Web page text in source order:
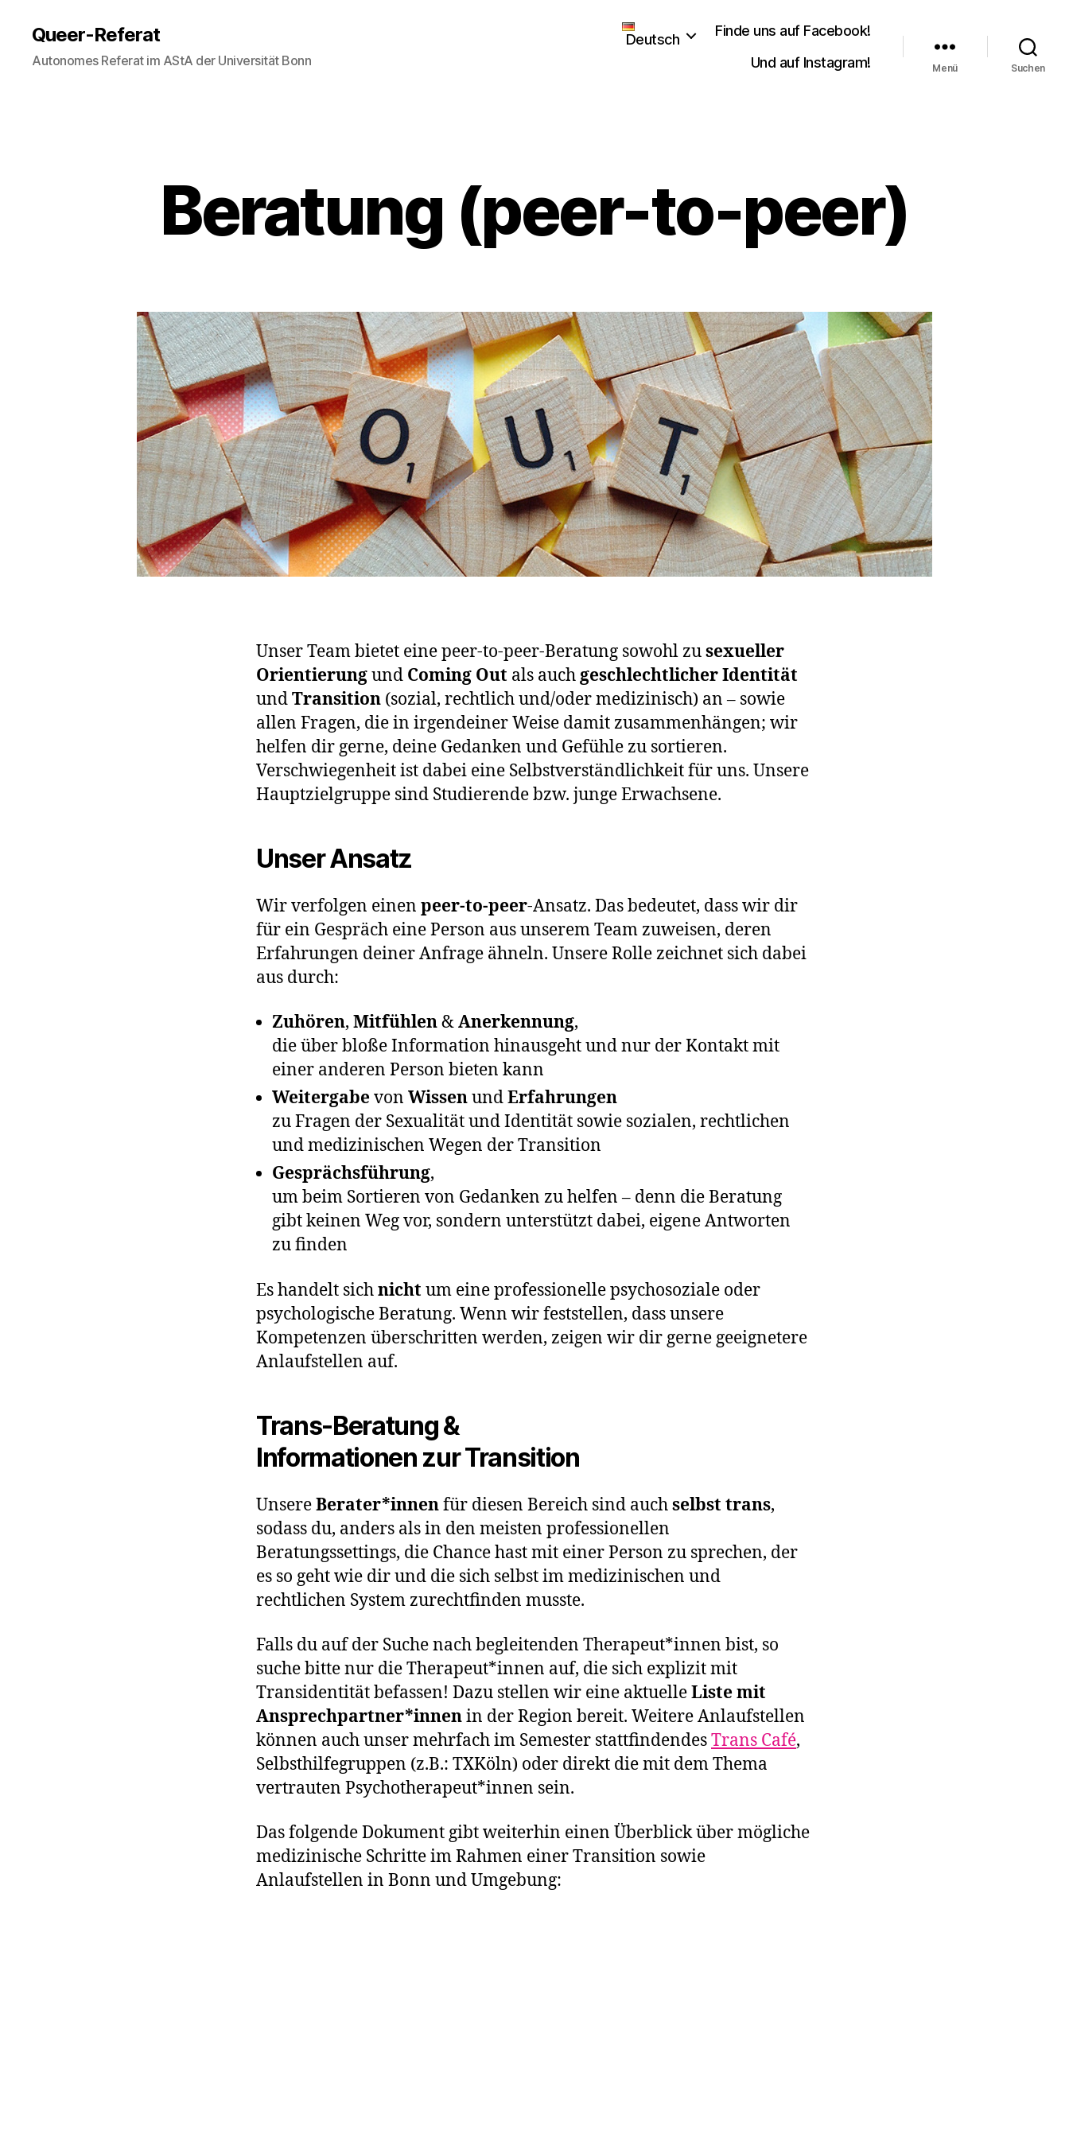
Queer-Referat
Autonomes Referat im AStA der Universität Bonn
Deutsch
Finde uns auf Facebook!
Und auf Instagram!
Menü Suchen
Beratung (peer-to-peer)
Unser Team bietet eine peer-to-peer-Beratung sowohl zusexueller
Orientierungund Coming Out als auchgeschlechtlicher Identität
undTransition (sozial, rechtlich und/oder medizinisch) an – sowie
allen Fragen, die in irgendeiner Weise damit zusammenhängen; wir
helfen dir gerne, deine Gedanken und Gefühle zu sortieren.
Verschwiegenheit ist dabei eine Selbstverständlichkeit für uns. Unsere
Hauptzielgruppe sind Studierende bzw. junge Erwachsene.
Unser Ansatz
Wir verfolgen einen peer-to-peer-Ansatz. Das bedeutet, dass wir dir
für ein Gespräch eine Person aus unserem Team zuweisen, deren
Erfahrungen deiner Anfrage ähneln. Unsere Rolle zeichnet sich dabei
aus durch:
Zuhören, Mitfühlen&Anerkennung,
die über bloße Information hinausgeht und nur der Kontakt mit
einer anderen Person bieten kann
Weitergabevon WissenundErfahrungen
zu Fragen der Sexualität und Identität sowie sozialen, rechtlichen
und medizinischen Wegen der Transition
Gesprächsführung,
um beim Sortieren von Gedanken zu helfen – denn die Beratung
gibt keinen Weg vor, sondern unterstützt dabei, eigene Antworten
zu finden
Es handelt sichnicht um eine professionelle psychosoziale oder
psychologische Beratung. Wenn wir feststellen, dass unsere
Kompetenzen überschritten werden, zeigen wir dir gerne geeignetere
Anlaufstellen auf.
Trans-Beratung &
Informationen zur Transition
UnsereBerater*innenfür diesen Bereich sind auchselbst trans,
sodass du, anders als in den meisten professionellen
Beratungssettings, die Chance hast mit einer Person zu sprechen, der
es so geht wie dir und die sich selbst im medizinischen und
rechtlichen System zurechtfinden musste.
Falls du auf der Suche nach begleitenden Therapeut*innen bist, so
suche bitte nur die Therapeut*innen auf, die sich explizit mit
Transidentität befassen! Dazu stellen wir eine aktuelleListe mit
Ansprechpartner*innenin der Region bereit. Weitere Anlaufstellen
können auch unser mehrfach im Semester stattfindendesTrans Café,
Selbsthilfegruppen (z.B.: TXKöln) oder direkt die mit dem Thema
vertrauten Psychotherapeut*innen sein.
Das folgende Dokument gibt weiterhin einen Überblick über mögliche
medizinische Schritte im Rahmen einer Transition sowie
Anlaufstellen in Bonn und Umgebung: